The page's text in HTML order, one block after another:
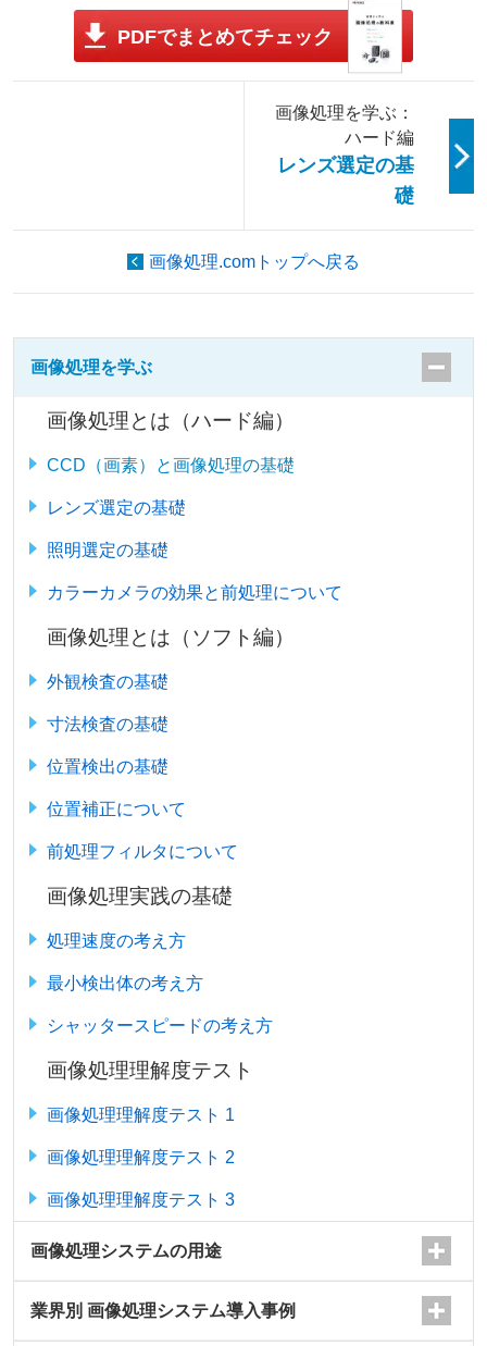
PDFでまとめてチェック
画像処理を学ぶ：
ハード編
レンズ選定の基
礎
画像処理.comトップへ戻る
画像処理を学ぶ
画像処理とは（ハード編）
CCD（画素）と画像処理の基礎
レンズ選定の基礎
照明選定の基礎
カラーカメラの効果と前処理について
画像処理とは（ソフト編）
外観検査の基礎
寸法検査の基礎
位置検出の基礎
位置補正について
前処理フィルタについて
画像処理実践の基礎
処理速度の考え方
最小検出体の考え方
シャッタースピードの考え方
画像処理理解度テスト
画像処理理解度テスト 1
画像処理理解度テスト 2
画像処理理解度テスト 3
画像処理システムの用途
業界別 画像処理システム導入事例